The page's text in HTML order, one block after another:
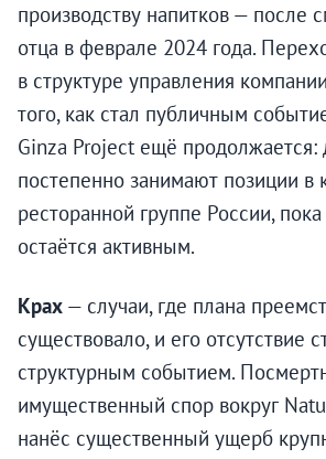
производству напитков — после
отца в феврале 2024 года.
в структуре управления
того, как стал публичным
Ginza Project ещё продолжается:
постепенно занимают позиции в
ресторанной группе России,
остаётся активным.
Крах — случаи, где плана
существовало, и его отсутствие
структурным событием.
имущественный спор вокруг
нанёс существенный ущерб